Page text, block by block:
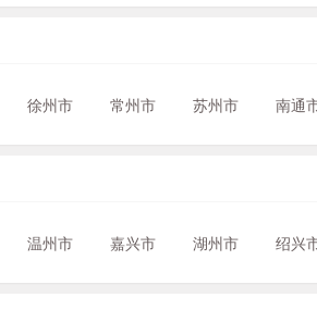
徐州市 常州市 苏州市 南通
温州市 嘉兴市 湖州市 绍兴